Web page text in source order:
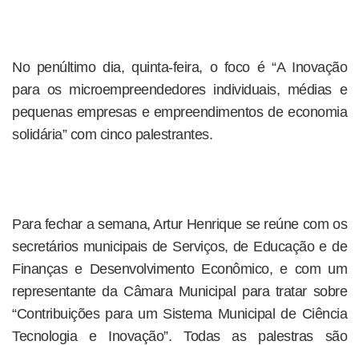
No penúltimo dia, quinta-feira, o foco é “A Inovação
para os microempreendedores individuais, médias e
pequenas empresas e empreendimentos de economia
solidária” com cinco palestrantes.
Para fechar a semana, Artur Henrique se reúne com os
secretários municipais de Serviços, de Educação e de
Finanças e Desenvolvimento Econômico, e com um
representante da Câmara Municipal para tratar sobre
“Contribuições para um Sistema Municipal de Ciência
Tecnologia e Inovação”. Todas as palestras são